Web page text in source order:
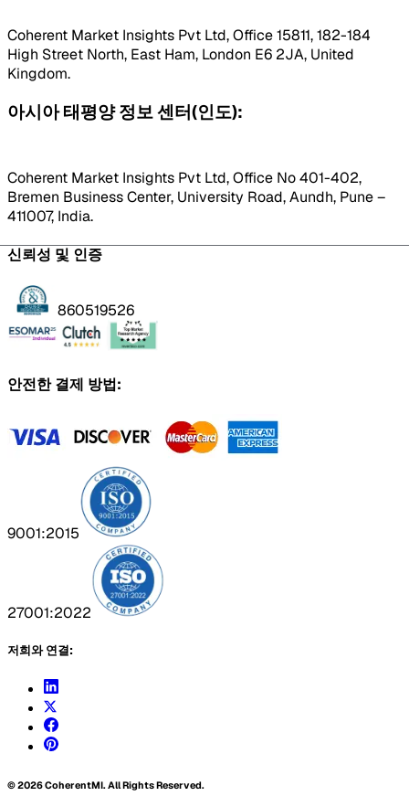
Coherent Market Insights Pvt Ltd, Office 15811, 182-184
High Street North, East Ham, London E6 2JA, United
Kingdom.
아시아 태평양 정보 센터(인도):
Coherent Market Insights Pvt Ltd, Office No 401-402,
Bremen Business Center, University Road, Aundh, Pune –
411007, India.
신뢰성 및 인증
860519526
안전한 결제 방법:
9001:2015
27001:2022
저희와 연결:
©2026CoherentMI. All Rights Reserved.